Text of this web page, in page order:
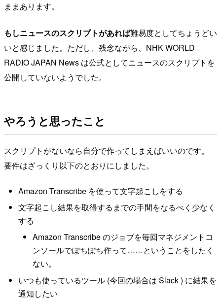
ままあります。
もしニュースのスクリプトがあれば難易度としてちょうどい
いと感じました。ただし、残念ながら、NHK WORLD
RADIO JAPAN News は公式としてニュースのスクリプトを
公開していないようでした。
やろうと思ったこと
スクリプトがないなら自分で作ってしまえばいいのです。
要件はざっくり以下のとおりにしました。
Amazon Transcribe を使って文字起こしをする
文字起こし結果を取得するまでの手間をなるべく少なく
する
Amazon Transcribe のジョブを毎回マネジメントコ
ンソールでぽちぽち作って……ということをしたく
ない。
いつも使っているツール (今回の場合は Slack ) に結果を
通知したい